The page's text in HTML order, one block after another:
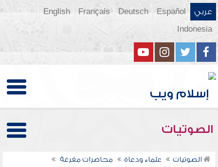
عربي Español
Deutsch
Français
English
Indonesia
الصوتيات
الصوتيات علماء ودعاة
محاضرات مفرغة